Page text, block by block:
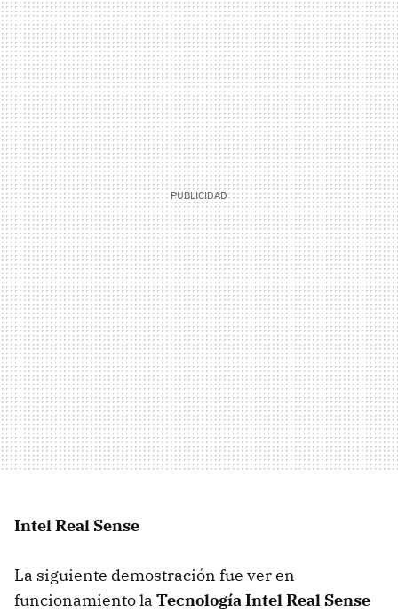
Intel Real Sense
La siguiente demostración fue ver en
funcionamiento la Tecnología Intel Real Sense